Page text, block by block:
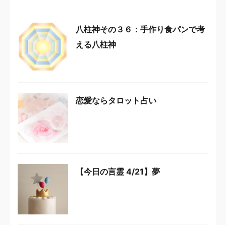
八柱神その３６：手作り食パンで考
える八柱神
恋愛ならタロット占い
【今日の言霊 4/21】夢